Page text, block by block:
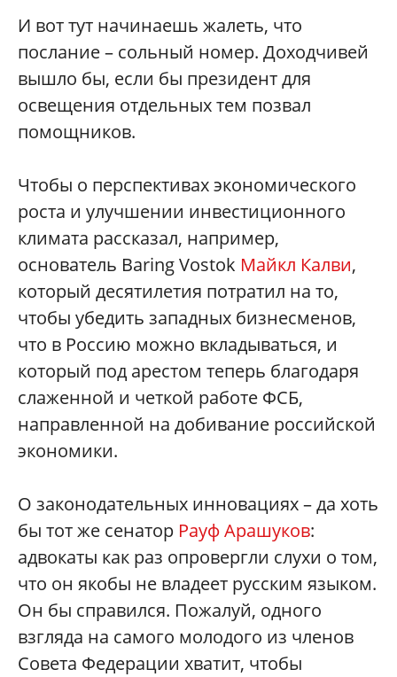
И вот тут начинаешь жалеть, что
послание – сольный номер. Доходчивей
вышло бы, если бы президент для
освещения отдельных тем позвал
помощников.
Чтобы о перспективах экономического
роста и улучшении инвестиционного
климата рассказал, например,
основатель Baring Vostok Майкл Калви,
который десятилетия потратил на то,
чтобы убедить западных бизнесменов,
что в Россию можно вкладываться, и
который под арестом теперь благодаря
слаженной и четкой работе ФСБ,
направленной на добивание российской
экономики.
О законодательных инновациях – да хоть
бы тот же сенатор Рауф Арашуков:
адвокаты как раз опровергли слухи о том,
что он якобы не владеет русским языком.
Он бы справился. Пожалуй, одного
взгляда на самого молодого из членов
Совета Федерации хватит, чтобы